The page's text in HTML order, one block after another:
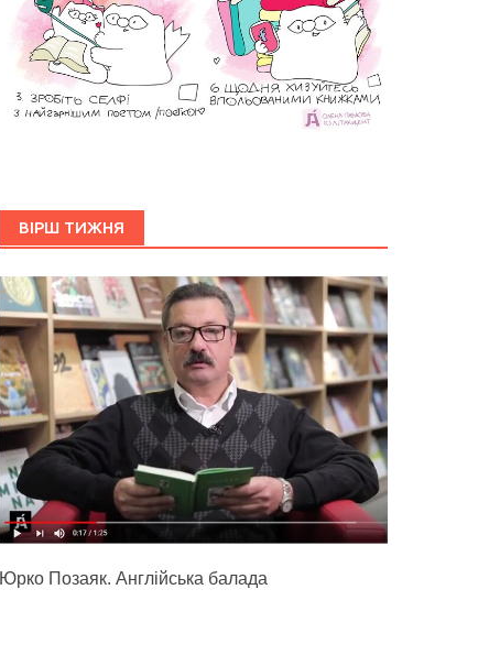
ВІРШ ТИЖНЯ
Юрко Позаяк. Англійська балада